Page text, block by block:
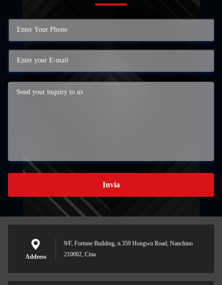
Invia
Address
9/F, Fortune Building, n.359 Hongwu Road, Nanchino
210002, Cina